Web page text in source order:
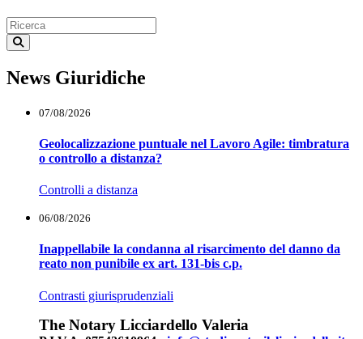
News Giuridiche
07/08/2026
Geolocalizzazione puntuale nel Lavoro Agile: timbratura
o controllo a distanza?
Controlli a distanza
06/08/2026
Inappellabile la condanna al risarcimento del danno da
reato non punibile ex art. 131-bis c.p.
Contrasti giurisprudenziali
The Notary Licciardello Valeria